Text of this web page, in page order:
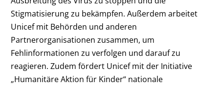
Stigmatisierung zu bekämpfen. Außerdem arbeitet
Unicef mit Behörden und anderen
Partnerorganisationen zusammen, um
Fehlinformationen zu verfolgen und darauf zu
reagieren. Zudem fördert Unicef mit der Initiative
„Humanitäre Aktion für Kinder“ nationale